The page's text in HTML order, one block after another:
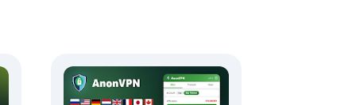
alle Web Store-politikker og